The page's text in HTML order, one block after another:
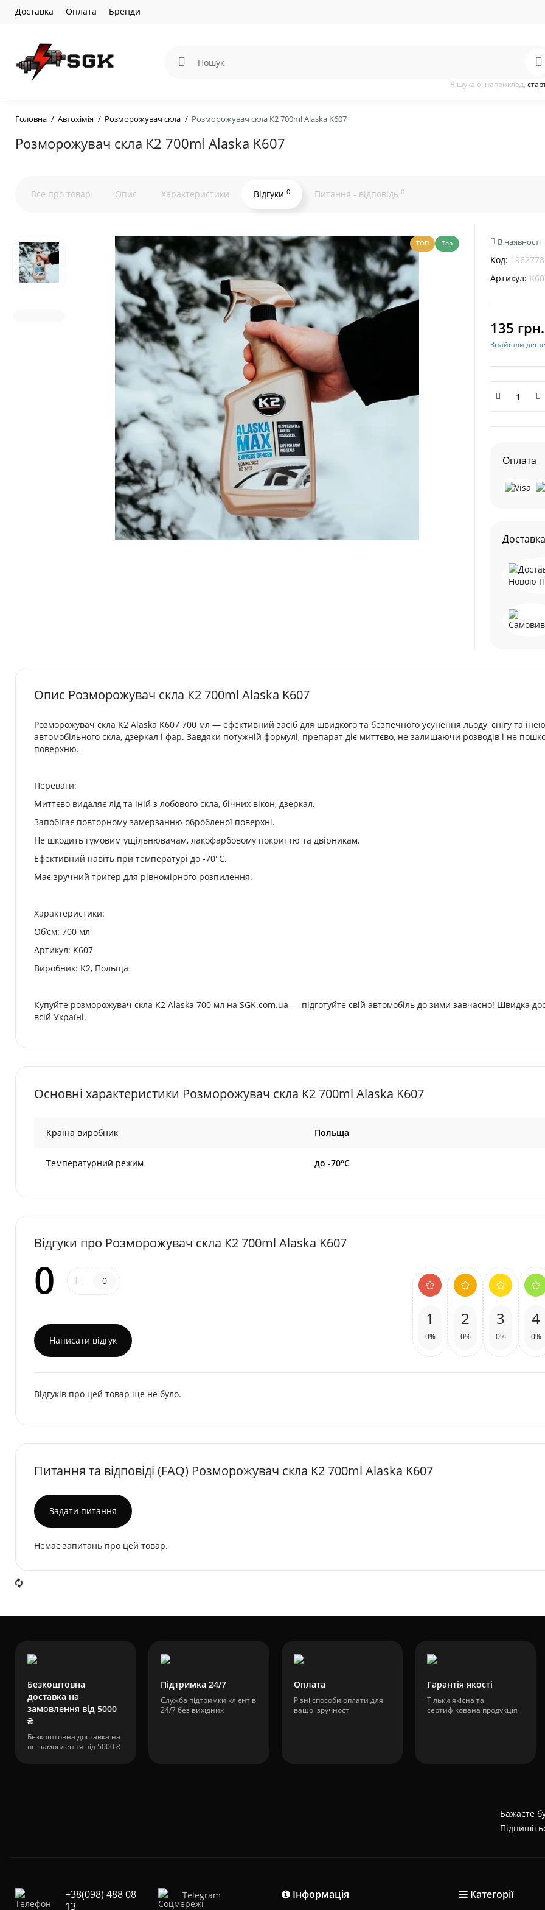
Доставка Оплата Бренди
Я шукаю, наприклад,
Головна Автохімія Розморожувач скла Розморожувач скла К2 700ml Alaska K607
Розморожувач скла К2 700ml Alaska K607
Все про товар Опис Характеристики Відгуки 0 Питання - відповідь 0
ТОП Top В наявності
Код: 1962778
Артикул:
135 грн.
Знайшли
Оплата
Доставка
Опис Розморожувач скла К2 700ml Alaska K607
Розморожувач скла K2 Alaska K607 700 мл — ефективний засіб для швидкого та безпечного усунення льоду, снігу та
автомобільного скла, дзеркал і фар. Завдяки потужній формулі, препарат діє миттєво, не залишаючи розводів і не
поверхню.
Переваги:
Миттєво видаляє лід та іній з лобового скла, бічних вікон, дзеркал.
Запобігає повторному замерзанню обробленої поверхні.
Не шкодить гумовим ущільнювачам, лакофарбовому покриттю та двірникам.
Ефективний навіть при температурі до -70°C.
Має зручний тригер для рівномірного розпилення.
Характеристики:
Обʼєм: 700 мл
Артикул: K607
Виробник: K2, Польща
Купуйте розморожувач скла K2 Alaska 700 мл на SGK.com.ua — підготуйте свій автомобіль до зими завчасно! Швидка
всій Україні.
Основні характеристики Розморожувач скла К2 700ml Alaska K607
Країна виробник Польща
Температурний режим до -70°C
Відгуки про Розморожувач скла К2 700ml Alaska K607
0 0
Написати відгук
1
0%
2
0%
3
0%
4
0%
Відгуків про цей товар ще не було.
Питання та відповіді (FAQ) Розморожувач скла К2 700ml Alaska K607
Задати питання
Немає запитань про цей товар.
Безкоштовна
доставка на
замовлення від 5000
₴
Безкоштовна доставка на
всі замовлення від 5000 ₴
Підтримка 24/7
Служба підтримки клієнтів
24/7 без вихідних
Оплата
Різні способи оплати для
вашої зручності
Гарантія якості
Тільки якісна та
сертифікована продукція
Бажаєте
+38(098) 488 08
13
Telegram Інформація Категорії